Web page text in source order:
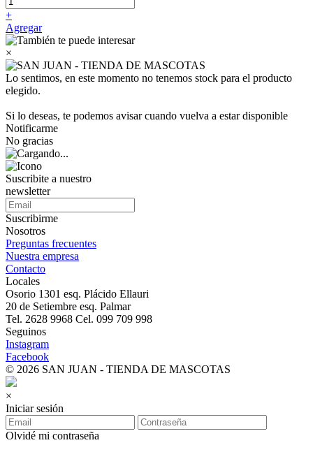
+
Agregar
×
Lo sentimos, en este momento no tenemos stock para el producto
elegido.
Si lo deseas, te podemos avisar cuando vuelva a estar disponible
Notificarme
No gracias
Suscribite a nuestro
newsletter
Suscribirme
Nosotros
Preguntas frecuentes
Nuestra empresa
Contacto
Locales
Osorio 1301 esq. Plácido Ellauri
20 de Setiembre esq. Palmar
Tel. 2628 9968 Cel. 099 709 998
Seguinos
Instagram
Facebook
© 2026 SAN JUAN - TIENDA DE MASCOTAS
×
Iniciar sesión
Olvidé mi contraseña